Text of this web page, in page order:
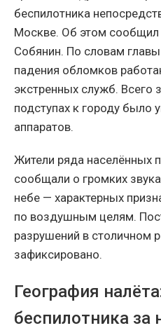
беспилотника
Москве. Об этом сообщил
Собянин. По словам
падения обломков
экстренных служб. Всего
подступах к городу было
аппаратов.
Жители ряда населённых
сообщали о громких
небе — характерных
по воздушным целям.
разрушений в столичном
зафиксировано.
География
беспилотника за